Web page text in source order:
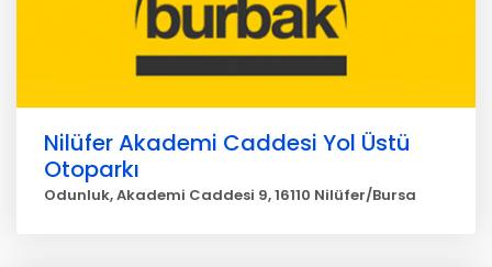
Nilüfer Akademi Caddesi Yol Üstü
Otoparkı
Odunluk, Akademi Caddesi 9, 16110 Nilüfer/Bursa